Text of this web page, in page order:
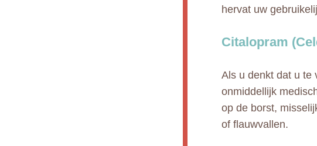
hervat uw
Citalopram
Als u denkt dat u te
onmiddellijk
op de borst,
of flauwvallen.